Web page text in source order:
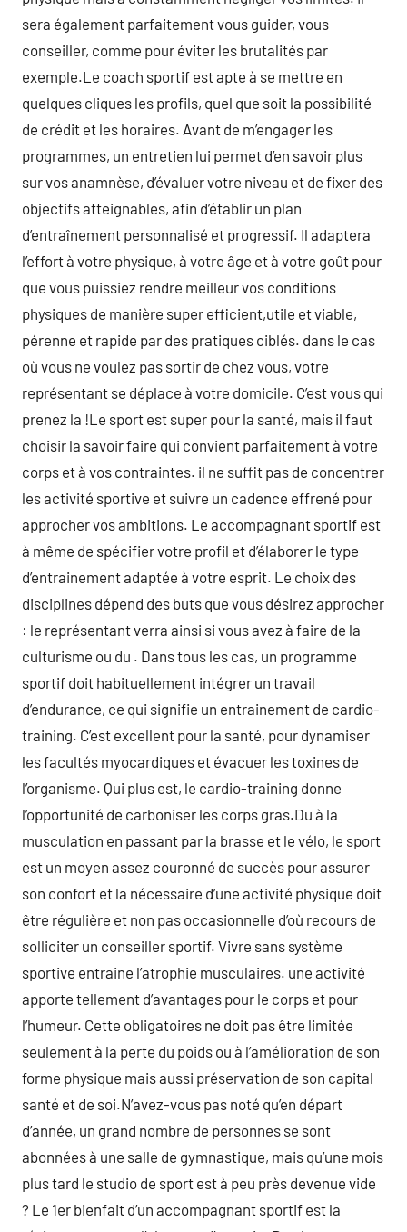
sera également parfaitement vous guider, vous
conseiller, comme pour éviter les brutalités par
exemple.Le coach sportif est apte à se mettre en
quelques cliques les profils, quel que soit la possibilité
de crédit et les horaires. Avant de m’engager les
programmes, un entretien lui permet d’en savoir plus
sur vos anamnèse, d’évaluer votre niveau et de fixer des
objectifs atteignables, afin d’établir un plan
d’entraînement personnalisé et progressif. Il adaptera
l’effort à votre physique, à votre âge et à votre goût pour
que vous puissiez rendre meilleur vos conditions
physiques de manière super efficient,utile et viable,
pérenne et rapide par des pratiques ciblés. dans le cas
où vous ne voulez pas sortir de chez vous, votre
représentant se déplace à votre domicile. C’est vous qui
prenez la !Le sport est super pour la santé, mais il faut
choisir la savoir faire qui convient parfaitement à votre
corps et à vos contraintes. il ne suffit pas de concentrer
les activité sportive et suivre un cadence effrené pour
approcher vos ambitions. Le accompagnant sportif est
à même de spécifier votre profil et d’élaborer le type
d’entrainement adaptée à votre esprit. Le choix des
disciplines dépend des buts que vous désirez approcher
: le représentant verra ainsi si vous avez à faire de la
culturisme ou du . Dans tous les cas, un programme
sportif doit habituellement intégrer un travail
d’endurance, ce qui signifie un entrainement de cardio-
training. C’est excellent pour la santé, pour dynamiser
les facultés myocardiques et évacuer les toxines de
l’organisme. Qui plus est, le cardio-training donne
l’opportunité de carboniser les corps gras.Du à la
musculation en passant par la brasse et le vélo, le sport
est un moyen assez couronné de succès pour assurer
son confort et la nécessaire d’une activité physique doit
être régulière et non pas occasionnelle d’où recours de
solliciter un conseiller sportif. Vivre sans système
sportive entraine l’atrophie musculaires. une activité
apporte tellement d’avantages pour le corps et pour
l’humeur. Cette obligatoires ne doit pas être limitée
seulement à la perte du poids ou à l’amélioration de son
forme physique mais aussi préservation de son capital
santé et de soi.N’avez-vous pas noté qu’en départ
d’année, un grand nombre de personnes se sont
abonnées à une salle de gymnastique, mais qu’une mois
plus tard le studio de sport est à peu près devenue vide
? Le 1er bienfait d’un accompagnant sportif est la